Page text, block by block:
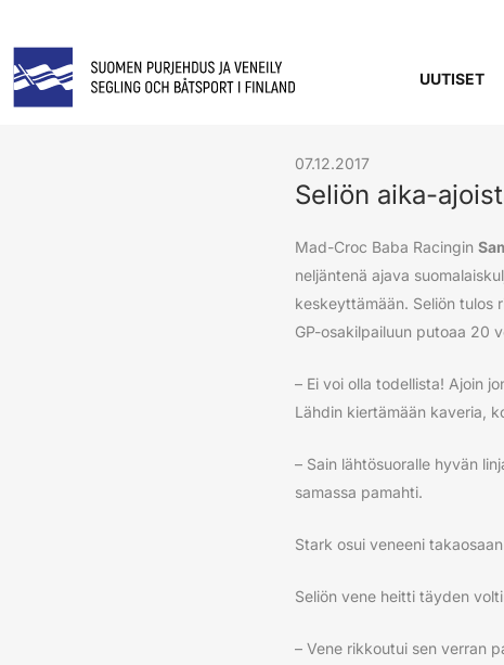
UUTISET
07.12.2017
Seliön aika-
Mad-Croc Baba Racingin
neljäntenä ajava
keskeyttämään. Seliön tulos
GP-osakilpailuun putoaa 20
– Ei voi olla todellista! Ajoin
Lähdin kiertämään kaveria,
– Sain lähtösuoralle hyvän
samassa pamahti.
Stark osui veneeni
Seliön vene heitti täyden
– Vene rikkoutui sen verran